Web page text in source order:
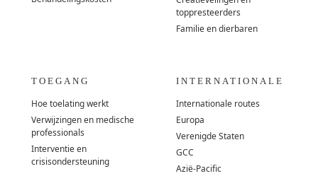
toppresteerders
Familie en dierbaren
TOEGANG
Hoe toelating werkt
Verwijzingen en medische
professionals
Interventie en
crisisondersteuning
INTERNATIONALE
Internationale routes
Europa
Verenigde Staten
GCC
Azië-Pacific